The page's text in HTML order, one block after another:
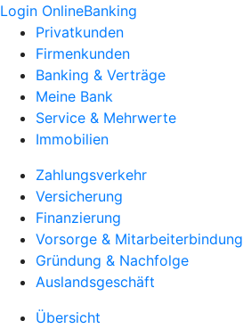
Login OnlineBanking
Privatkunden
Firmenkunden
Banking & Verträge
Meine Bank
Service & Mehrwerte
Immobilien
Zahlungsverkehr
Versicherung
Finanzierung
Vorsorge & Mitarbeiterbindung
Gründung & Nachfolge
Auslandsgeschäft
Übersicht